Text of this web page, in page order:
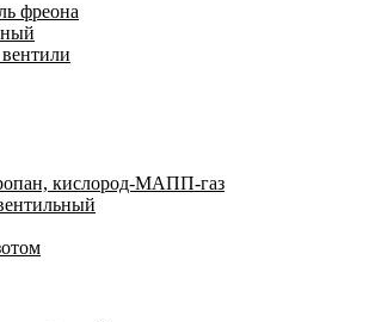
фреона
кислород-МАПП-газ